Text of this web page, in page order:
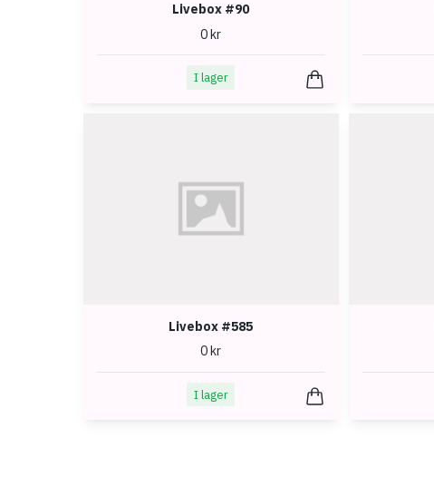
Livebox #90
0 kr
I lager
Livebox #585
0 kr
I lager